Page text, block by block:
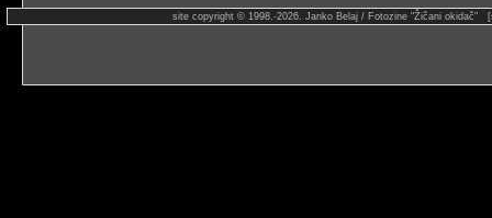
site copyright © 1998.-2026. Janko Belaj / Fotozine "Žičani okidač"